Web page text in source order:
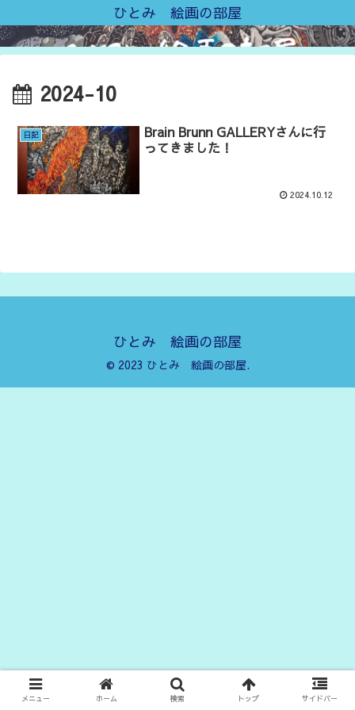
ひとみ 絵画の部屋
2024-10
日記
Brain Brunn GALLERYさんに行
ってきました！
2024.10.12
ひとみ 絵画の部屋
© 2023 ひとみ 絵画の部屋.
メニュー ホーム 検索 トップ サイドバー